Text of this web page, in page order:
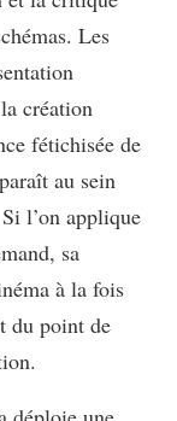
Les
création
fétichisée de
au sein
l’on applique
sa
à la fois
du point de